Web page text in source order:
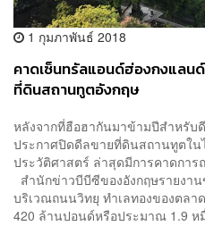
1 กุมภาพันธ์ 2018
คาดเซ็นทรัลแอนด์ฮ่องกงแลน
ที่ดินสถานทูตอังกฤษ
หลังจากที่ฮือฮากันมาข้ามปีสำหรับ
ประกาศปิดดีลขายที่ดินสถานทูตใน
ประวัติศาสตร์ ล่าสุดมีการคาดกา
สำนักข่าวบีบีซีของอังกฤษรายงา
บริเวณถนนวิทยุ ทำเลทองของตลา
420 ล้านปอนด์หรือประมาณ 1.9 ห